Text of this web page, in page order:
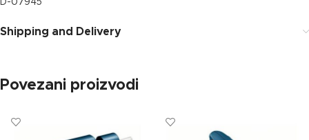
D-07945
Shipping and Delivery
Povezani proizvodi